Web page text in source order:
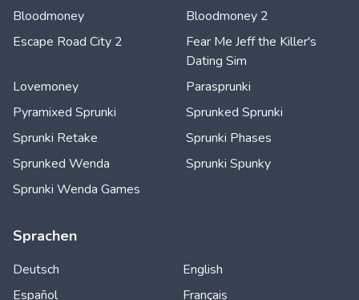
Bloodmoney
Bloodmoney 2
Escape Road City 2
Fear Me Jeff the Killer's
Dating Sim
Lovemoney
Parasprunki
Pyramixed Sprunki
Sprunked Sprunki
Sprunki Retake
Sprunki Phases
Sprunked Wenda
Sprunki Spunky
Sprunki Wenda Games
Sprachen
Deutsch
English
Español
Français